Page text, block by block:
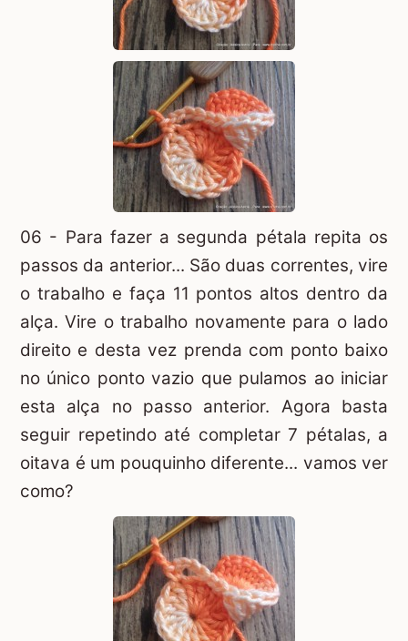
06 - Para fazer a segunda pétala repita os
passos da anterior... São duas correntes, vire
o trabalho e faça 11 pontos altos dentro da
alça. Vire o trabalho novamente para o lado
direito e desta vez prenda com ponto baixo
no único ponto vazio que pulamos ao iniciar
esta alça no passo anterior. Agora basta
seguir repetindo até completar 7 pétalas, a
oitava é um pouquinho diferente... vamos ver
como?